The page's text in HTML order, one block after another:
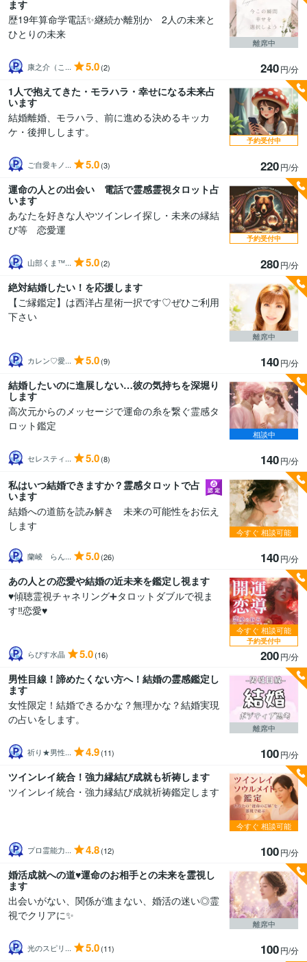
ます
歴19年算命学電話✨継続か離別か 2人の未来と
ひとりの未来
康之介（こ... 5.0(2) 240円/分
離席中
1人で抱えてきた・モラハラ・幸せになる未来占
います
結婚離婚、モラハラ、前に進める決めるキッカ
ケ・後押しします。
ご自愛キノ... 5.0(3) 220円/分
予約受付中
運命の人との出会い 電話で霊感霊視タロット占
います
あなたを好きな人やツインレイ探し・未来の縁結
び等 恋愛運
山部くま™... 5.0(2) 280円/分
予約受付中
絶対結婚したい！を応援します
【ご縁鑑定】は西洋占星術一択です♡ぜひご利用
下さい
カレン♡愛... 5.0(9) 140円/分
離席中
結婚したいのに進展しない…彼の気持ちを深堀り
します
高次元からのメッセージで運命の糸を繋ぐ霊感タ
ロット鑑定
セレスティ... 5.0(8) 140円/分
相談中
私はいつ結婚できますか？霊感タロットで占
います
結婚への道筋を読み解き 未来の可能性をお伝え
します
蘭崚 らん... 5.0(26) 140円/分
今すぐ 相談可能
あの人との恋愛や結婚の近未来を鑑定し視ます
♥️傾聴霊視チャネリング➕タロットダブルで視ま
す‼️恋愛♥️
らぴす水晶 5.0(16) 200円/分
今すぐ 相談可能
予約受付中
男性目線！諦めたくない方へ！結婚の霊感鑑定し
ます
女性限定！結婚できるかな？無理かな？結婚実現
の占いをします。
祈り★男性... 4.9(11) 100円/分
離席中
ツインレイ統合！強力縁結び成就も祈祷します
ツインレイ統合・強力縁結び成就祈祷鑑定します
プロ霊能力... 4.8(12) 100円/分
今すぐ 相談可能
婚活成就への道♥️運命のお相手との未来を霊視し
ます
出会いがない、関係が進まない、婚活の迷い◎霊
視でクリアに✨
光のスピリ... 5.0(11) 100円/分
離席中